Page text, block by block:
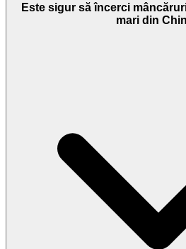
Este sigur să încerci
mari din